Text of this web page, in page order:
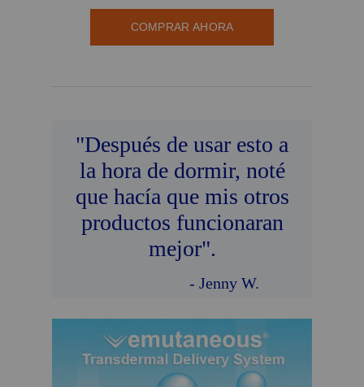
COMPRAR AHORA
"Después de usar esto a
la hora de dormir, noté
que hacía que mis otros
productos funcionaran
mejor".
- Jenny W.